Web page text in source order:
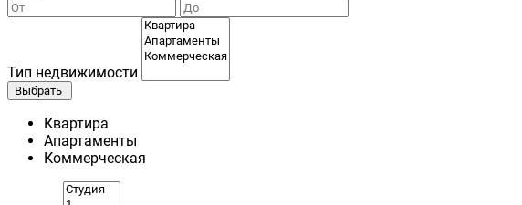
Тип недвижимости
Выбрать
Квартира
Апартаменты
Коммерческая